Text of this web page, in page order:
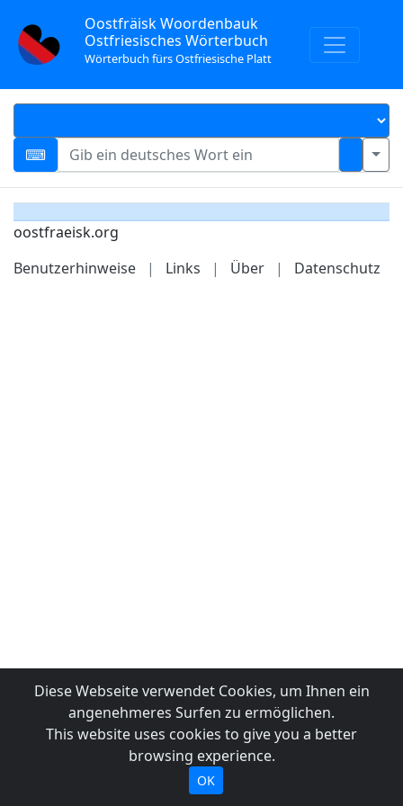
Oostfräisk Woordenbauk
Ostfriesisches Wörterbuch
Wörterbuch fürs Ostfriesische Platt
oostfraeisk.org
Benutzerhinweise
| Links | Über | Datenschutz
Diese Webseite verwendet Cookies, um Ihnen ein
angenehmeres Surfen zu ermöglichen.
This website uses cookies to give you a better
browsing experience.
OK